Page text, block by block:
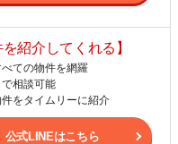
を紹介してくれる】
べての物件を網羅
で相談可能
件をタイムリーに紹介
公式LINEはこちら